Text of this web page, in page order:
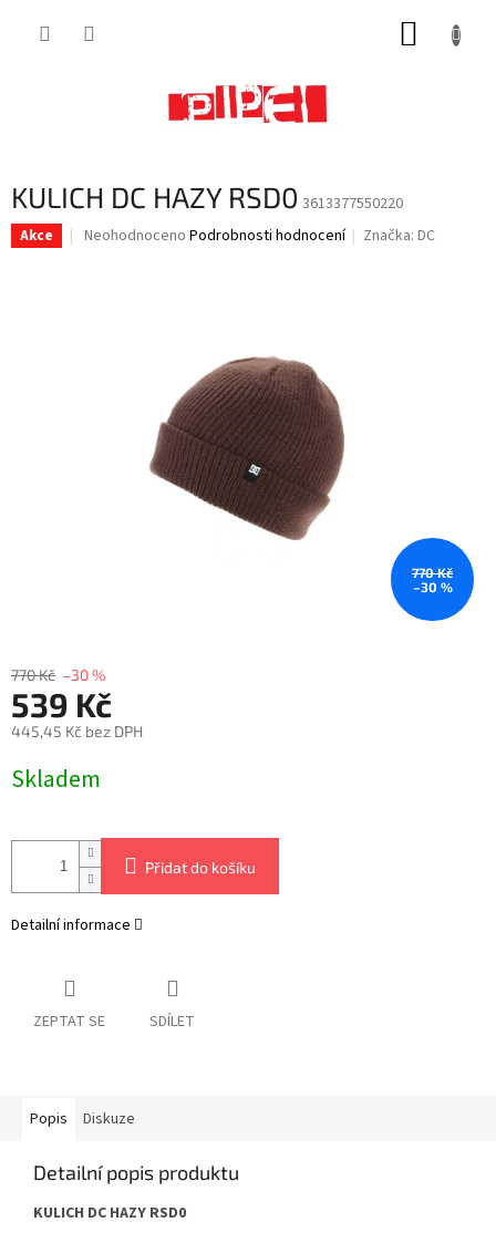
KULICH DC HAZY RSD0 3613377550220
Akce
Průměrné
Neohodnoceno Podrobnosti hodnocení Značka:DC
770 Kč
–30 %
770 Kč –30 %
539 Kč
445,45 Kč bez DPH
cena:
Skladem
Přidat do košíku
Detailní informace
ZEPTAT SE SDÍLET
Popis Diskuze
Detailní popis produktu
KULICH DC HAZY RSD0